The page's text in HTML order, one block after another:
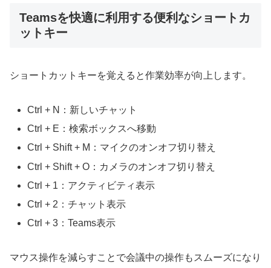
Teamsを快適に利用する便利なショートカ
ットキー
ショートカットキーを覚えると作業効率が向上します。
Ctrl + N：新しいチャット
Ctrl + E：検索ボックスへ移動
Ctrl + Shift + M：マイクのオンオフ切り替え
Ctrl + Shift + O：カメラのオンオフ切り替え
Ctrl + 1：アクティビティ表示
Ctrl + 2：チャット表示
Ctrl + 3：Teams表示
マウス操作を減らすことで会議中の操作もスムーズになり